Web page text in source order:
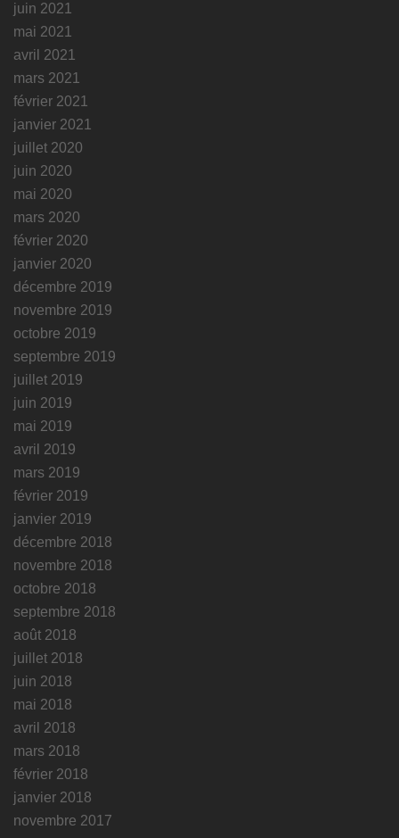
juin 2021
mai 2021
avril 2021
mars 2021
février 2021
janvier 2021
juillet 2020
juin 2020
mai 2020
mars 2020
février 2020
janvier 2020
décembre 2019
novembre 2019
octobre 2019
septembre 2019
juillet 2019
juin 2019
mai 2019
avril 2019
mars 2019
février 2019
janvier 2019
décembre 2018
novembre 2018
octobre 2018
septembre 2018
août 2018
juillet 2018
juin 2018
mai 2018
avril 2018
mars 2018
février 2018
janvier 2018
novembre 2017